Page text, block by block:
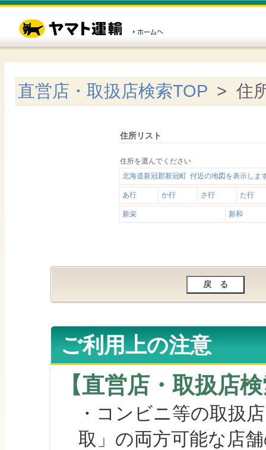
直営店・取扱店検索TOP > 住
住所リスト
住所を選んでください
北海道新冠郡新冠町 付近の地図を表示しま
あ行 か行 さ行 た行
新栄 新和
ご利用上の注意
【直営店・取扱店
・コンビニ等の取扱
取」の両方可能な店